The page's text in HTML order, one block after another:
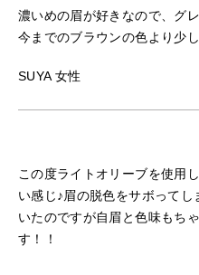
濃いめの眉が好きなので、グ
今までのブラウンの色より少
SUYA 女性
この度ライトオリーブを使用
い感じ♪眉の脱色をサボって
いたのですが自眉と色味もち
す！！